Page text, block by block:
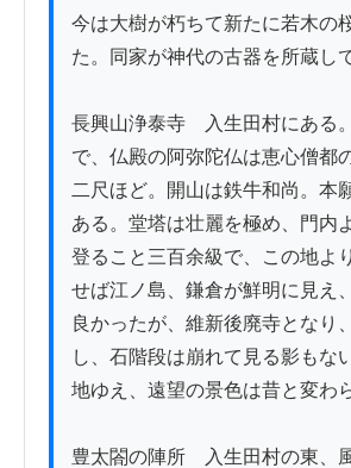
今は大樹が朽ちて新たに若木の
た。同家が神代の古器を所蔵し
長興山浄泰寺　入生田村にある
で、仏殿の阿弥陀仏は恵心僧都
二尺ほど。開山は鉄牛和尚。本
ある。堂塔は壮麗を極め、門内
登ること三百余級で、この地よ
せば江ノ島、鎌倉が鮮明に見え
良かったが、維新後廃寺となり
し、石階段は崩れて見る影もな
地ゆえ、遠望の景色は昔と変わ
豊太閤の陣所　入生田村の東、